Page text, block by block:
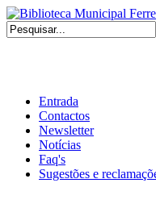
Entrada
Contactos
Newsletter
Notícias
Faq's
Sugestões e